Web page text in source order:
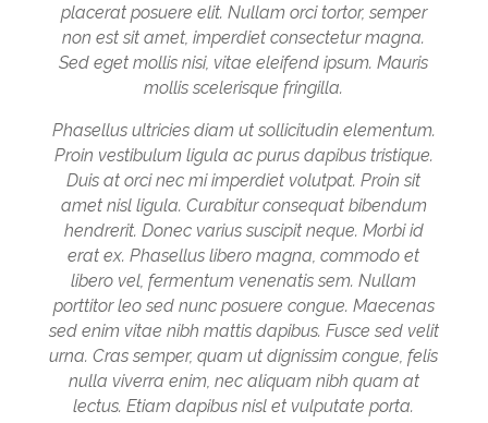
placerat posuere elit. Nullam orci tortor, semper
non est sit amet, imperdiet consectetur magna.
Sed eget mollis nisi, vitae eleifend ipsum. Mauris
mollis scelerisque fringilla.
Phasellus ultricies diam ut sollicitudin elementum.
Proin vestibulum ligula ac purus dapibus tristique.
Duis at orci nec mi imperdiet volutpat. Proin sit
amet nisl ligula. Curabitur consequat bibendum
hendrerit. Donec varius suscipit neque. Morbi id
erat ex. Phasellus libero magna, commodo et
libero vel, fermentum venenatis sem. Nullam
porttitor leo sed nunc posuere congue. Maecenas
sed enim vitae nibh mattis dapibus. Fusce sed velit
urna. Cras semper, quam ut dignissim congue, felis
nulla viverra enim, nec aliquam nibh quam at
lectus. Etiam dapibus nisl et vulputate porta.